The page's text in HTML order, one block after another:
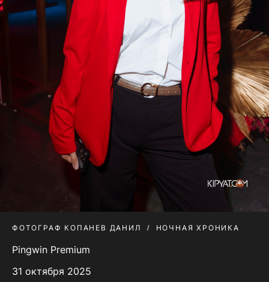
ФОТОГРАФ КОПАНЕВ ДАНИЛ НОЧНАЯ ХРОНИКА
Pingwin Premium
31 октября 2025